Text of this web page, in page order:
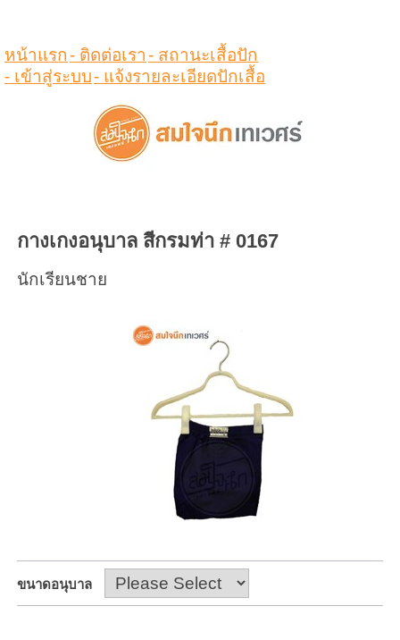
หน้าแรก- ติดต่อเรา- สถานะเสื้อปัก
- เข้าสู่ระบบ- แจ้งรายละเอียดปักเสื้อ
กางเกงอนุบาล สีกรมท่า # 0167
นักเรียนชาย
ขนาดอนุบาล